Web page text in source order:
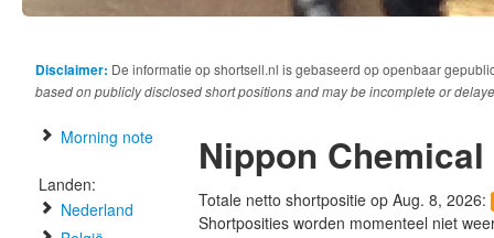
Disclaimer: De informatie op shortsell.nl is gebaseerd op openbaar
based on publicly disclosed short positions and may be incomplete or
Morning note
Landen:
Nederland
Nippon
Totale netto shortpositie op Aug. 8, 2026:
Shortposities worden momenteel niet